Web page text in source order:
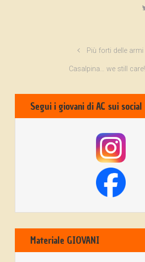
Più forti delle armi
Casalpina… we still care!
Segui i giovani di AC sui social
Materiale GIOVANI